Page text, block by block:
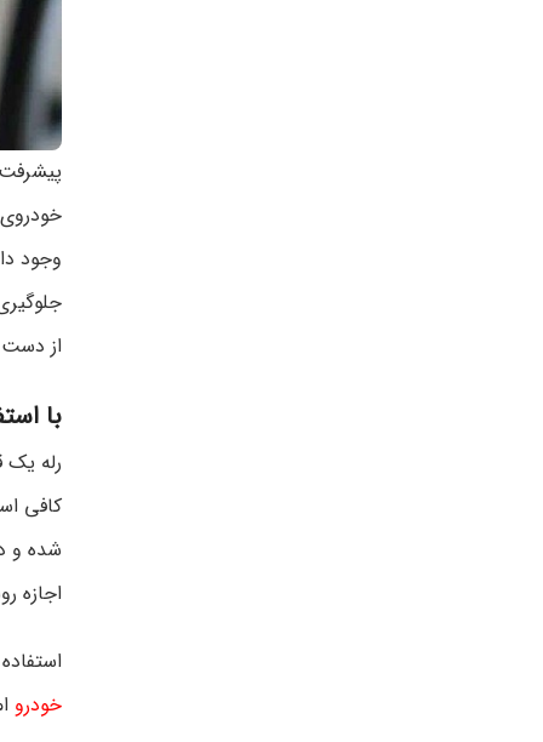
وجود
از
با
رله یک
اجازه
خودرو